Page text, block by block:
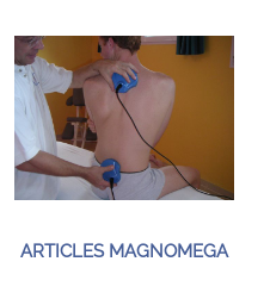
ARTICLES MAGNOMEGA